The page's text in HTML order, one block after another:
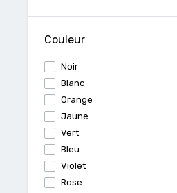
Couleur
Noir
Blanc
Orange
Jaune
Vert
Bleu
Violet
Rose